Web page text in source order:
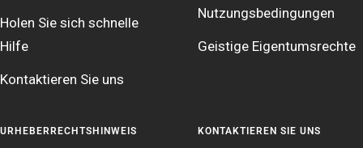
Holen Sie sich schnelle
Hilfe
Kontaktieren Sie uns
Nutzungsbedingungen
Geistige Eigentumsrechte
URHEBERRECHTSHINWEIS KONTAKTIEREN SIE UNS